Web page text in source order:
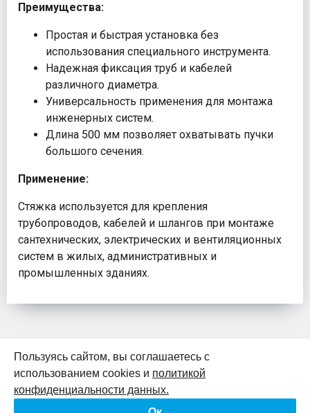
Пользуясь сайтом, вы соглашаетесь с
использованием cookies и политикой
конфиденциальности данных.
Преимущества:
Простая и быстрая установка без
использования специального инструмента.
Надежная фиксация труб и кабелей
различного диаметра.
Универсальность применения для монтажа
инженерных систем.
Длина 500 мм позволяет охватывать пучки
большого сечения.
Применение:
Стяжка используется для крепления
трубопроводов, кабелей и шлангов при монтаже
сантехнических, электрических и вентиляционных
систем в жилых, административных и
промышленных зданиях.
К началу страницы